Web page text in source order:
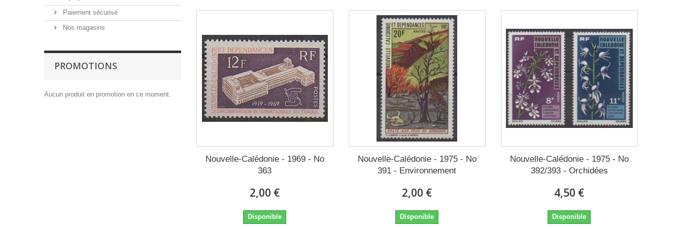
1995(10)
1996(14)
1998(10)
1999(13)
2001(14)
Paiement sécurisé
Nos magasins
PROMOTIONS
Aucun produit en promotion en ce moment.
Nouvelle-Calédonie - 1969 - No
363
2,00 €
Disponible
Nouvelle-Calédonie - 1975 - No
391 - Environnement
2,00 €
Disponible
Nouvelle-Calédonie - 1975 - No
392/393 - Orchidées
4,50 €
Disponible